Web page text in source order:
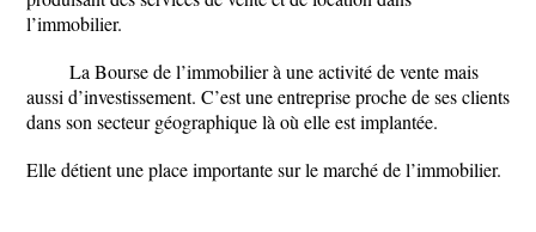
l’immobilier.
La Bourse de l’immobilier à une activité de vente mais
aussi d’investissement. C’est une entreprise proche de ses clients
dans son secteur géographique là où elle est implantée.
Elle détient une place importante sur le marché de l’immobilier.